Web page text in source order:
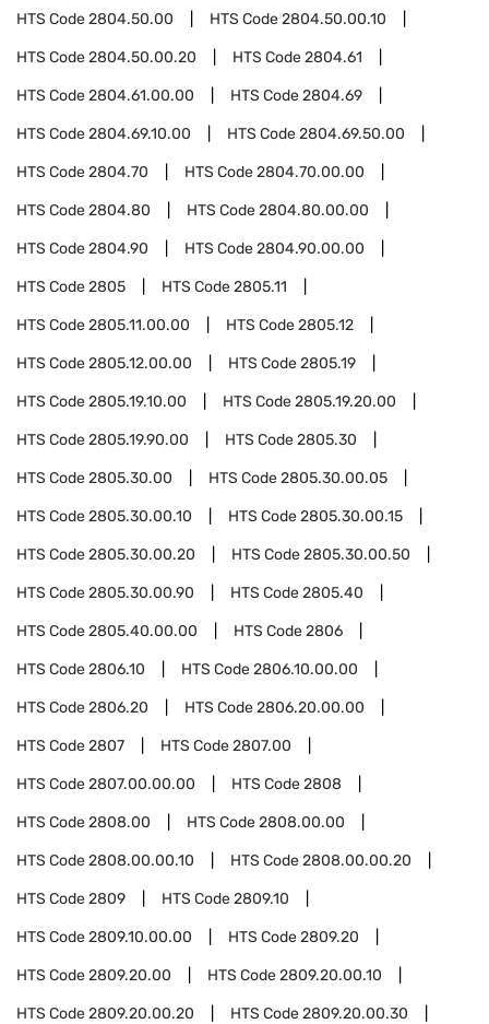
HTS Code2804.50.00 HTS Code2804.50.00.10
HTS Code2804.50.00.20 HTS Code2804.61
HTS Code2804.61.00.00 HTS Code2804.69
HTS Code2804.69.10.00 HTS Code2804.69.50.00
HTS Code2804.70 HTS Code2804.70.00.00
HTS Code2804.80 HTS Code2804.80.00.00
HTS Code2804.90 HTS Code2804.90.00.00
HTS Code2805 HTS Code2805.11
HTS Code2805.11.00.00 HTS Code2805.12
HTS Code2805.12.00.00 HTS Code2805.19
HTS Code2805.19.10.00 HTS Code2805.19.20.00
HTS Code2805.19.90.00 HTS Code2805.30
HTS Code2805.30.00 HTS Code2805.30.00.05
HTS Code2805.30.00.10 HTS Code2805.30.00.15
HTS Code2805.30.00.20 HTS Code2805.30.00.50
HTS Code2805.30.00.90 HTS Code2805.40
HTS Code2805.40.00.00 HTS Code2806
HTS Code2806.10 HTS Code2806.10.00.00
HTS Code2806.20 HTS Code2806.20.00.00
HTS Code2807 HTS Code2807.00
HTS Code2807.00.00.00 HTS Code2808
HTS Code2808.00 HTS Code2808.00.00
HTS Code2808.00.00.10 HTS Code2808.00.00.20
HTS Code2809 HTS Code2809.10
HTS Code2809.10.00.00 HTS Code2809.20
HTS Code2809.20.00 HTS Code2809.20.00.10
HTS Code2809.20.00.20 HTS Code2809.20.00.30